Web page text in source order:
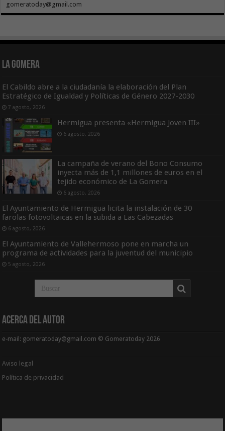
gomeratoday@gmail.com
La Gomera
El Cabildo abre a la ciudadanía la elaboración del Plan
Estratégico de Igualdad y Políticas de Género 2027-2030
7 agosto, 2026
Hermigua presenta «Hermigua Joven III»
6 agosto, 2026
La campaña de verano del Bono Consumo
inyecta más de 1,1 millones de euros en el
tejido económico de La Gomera
6 agosto, 2026
El Ayuntamiento de Hermigua licita la instalación de 30
farolas fotovoltaicas en la subida a Las Cabezadas
6 agosto, 2026
El Ayuntamiento de Vallehermoso pone en marcha un
programa de actividades para la juventud del municipio
5 agosto, 2026
Acerca del Autor
e-mail: gomeratoday@gmail.com © Gomeratoday 2026
Aviso legal
Política de privacidad